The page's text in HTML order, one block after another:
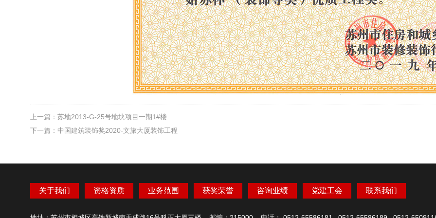
上一篇： 苏地2013-G-25号地块项目一期1#楼
下一篇： 中国建筑装饰奖2020-文旅大厦装饰工程
关于我们 资格资质 业务范围 获奖荣誉 咨询业绩 党建工会 联系我们